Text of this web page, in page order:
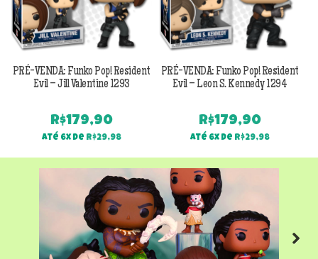
PRÉ-VENDA: Funko Pop! Resident
Evil – Jill Valentine 1293
R$179,90
Até 6x de R$29,98
PRÉ-VENDA: Funko Pop! Resident
Evil – Leon S. Kennedy 1294
R$179,90
Até 6x de R$29,98